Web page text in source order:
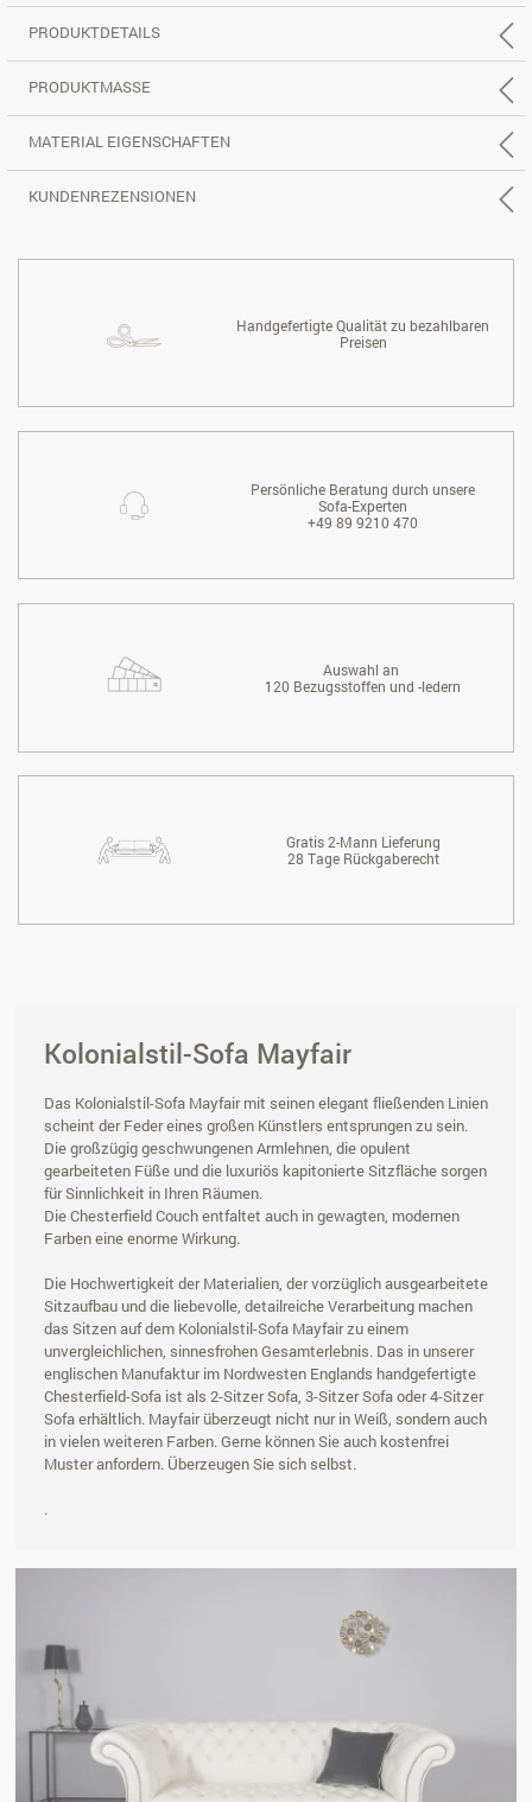
PRODUKTDETAILS
PRODUKTMASSE
MATERIAL EIGENSCHAFTEN
KUNDENREZENSIONEN
Handgefertigte Qualität zu bezahlbaren
Preisen
Persönliche Beratung durch unsere
Sofa-Experten
+49 89 9210 470
Auswahl an
120 Bezugsstoffen und -ledern
Gratis 2-Mann Lieferung
28 Tage Rückgaberecht
Kolonialstil-Sofa Mayfair
Das Kolonialstil-Sofa Mayfair mit seinen elegant fließenden Linien
scheint der Feder eines großen Künstlers entsprungen zu sein.
Die großzügig geschwungenen Armlehnen, die opulent
gearbeiteten Füße und die luxuriös kapitonierte Sitzfläche sorgen
für Sinnlichkeit in Ihren Räumen.
Die Chesterfield Couch entfaltet auch in gewagten, modernen
Farben eine enorme Wirkung.
Die Hochwertigkeit der Materialien, der vorzüglich ausgearbeitete
Sitzaufbau und die liebevolle, detailreiche Verarbeitung machen
das Sitzen auf dem Kolonialstil-Sofa Mayfair zu einem
unvergleichlichen, sinnesfrohen Gesamterlebnis. Das in unserer
englischen Manufaktur im Nordwesten Englands handgefertigte
Chesterfield-Sofa ist als 2-Sitzer Sofa, 3-Sitzer Sofa oder 4-Sitzer
Sofa erhältlich. Mayfair überzeugt nicht nur in Weiß, sondern auch
in vielen weiteren Farben. Gerne können Sie auch kostenfrei
Muster anfordern. Überzeugen Sie sich selbst.
.